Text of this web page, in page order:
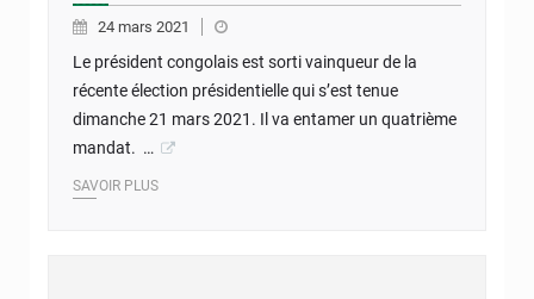
24 mars 2021
Le président congolais est sorti vainqueur de la
récente élection présidentielle qui s’est tenue
dimanche 21 mars 2021. Il va entamer un quatrième
mandat. …
SAVOIR PLUS